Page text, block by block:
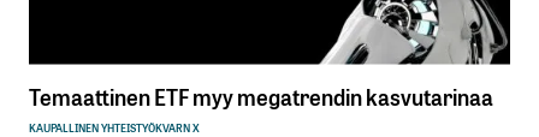
Temaattinen ETF myy megatrendin kasvutarinaa
KAUPALLINEN YHTEISTYÖKVARN X